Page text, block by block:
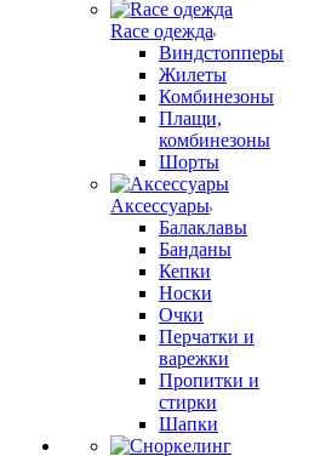
Race одежда
Виндстопперы
Жилеты
Комбинезоны
Плащи,
комбинезоны
Шорты
Аксессуары
Балаклавы
Банданы
Кепки
Носки
Очки
Перчатки и
варежки
Пропитки и
стирки
Шапки